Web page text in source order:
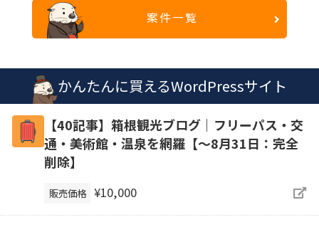
案件一覧
かんたんに買えるWordPressサイト
【40記事】箱根観光ブログ｜フリーパス・交
通・美術館・温泉を網羅【～8月31日：完全
削除】
販売価格 ¥10,000